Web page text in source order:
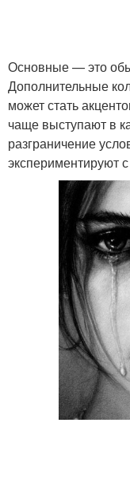
Основные — это
Дополнительные
может стать
чаще выступают в
разграничение
экспериментируют